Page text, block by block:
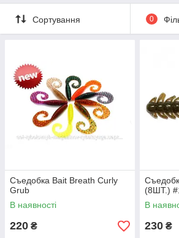
Сортування 0
Съедобка Bait Breath Curly
Grub
В наявності
220 ₴
(8ШТ.)
В
230 ₴